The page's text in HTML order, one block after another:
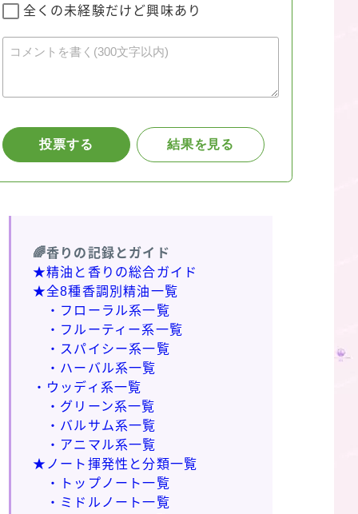
🌈香りの記録とガイド
★精油と香りの総合ガイド
★全8種香調別精油一覧
・フローラル系一覧
・フルーティー系一覧
・スパイシー系一覧
・ハーバル系一覧
・ウッディ系一覧
・グリーン系一覧
・バルサム系一覧
・アニマル系一覧
★ノート揮発性と分類一覧
・トップノート一覧
・ミドルノート一覧